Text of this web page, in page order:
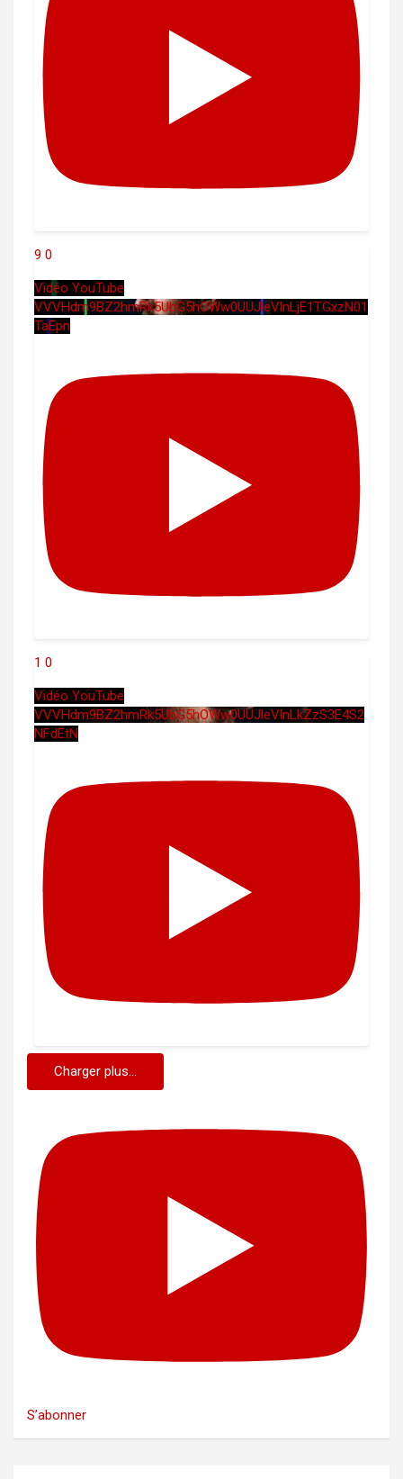
9 0
Vidéo YouTube
VVVHdm9BZ2hmRk5UbG5hOWw0UUJleVlnLjE1TGxzN01
TaEpn
1 0
Vidéo YouTube
VVVHdm9BZ2hmRk5UbG5hOWw0UUJleVlnLkZzS3E4S2
NFdEtN
Charger plus...
S’abonner